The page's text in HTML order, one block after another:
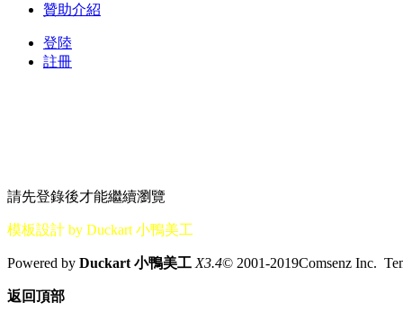
贊助介紹
登陸
註冊
請先登錄後才能繼續瀏覽
模板設計 by Duckart 小鴨美工
Powered by Duckart 小鴨美工 X3.4© 2001-2019Comsenz Inc.
返回頂部